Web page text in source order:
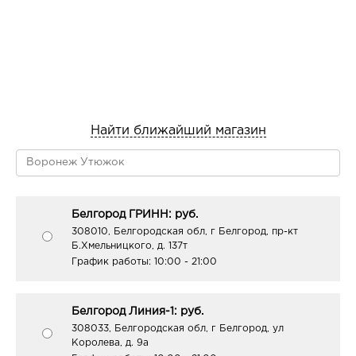
Найти ближайший магазин
Белгород ГРИНН: руб.
308010, Белгородская обл, г Белгород, пр-кт
Б.Хмельницкого, д. 137т
График работы: 10:00 - 21:00
Белгород Линия-1: руб.
308033, Белгородская обл, г Белгород, ул
Королева, д. 9а